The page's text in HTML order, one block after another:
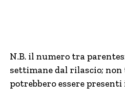
N.B. il numero tra
settimane dal rilascio;
potrebbero essere